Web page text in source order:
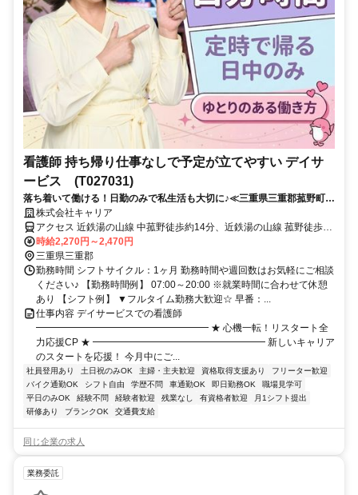
看護師 持ち帰り仕事なしで予定が立てやすい デイサ
ービス (T027031)
落ち着いて働ける！日勤のみで私生活も大切に♪≪三重県三重郡菰野町周
辺≫株式会社キャリア
アクセス 近鉄湯の山線 中菰野徒歩約14分、近鉄湯の山線 菰野徒歩約
23分、近鉄湯の山線 大羽根園徒歩約24分
時給2,270円～2,470円
三重県三重郡
勤務時間 シフトサイクル：1ヶ月 勤務時間や週回数はお気軽にご相談
ください♪ 【勤務時間例】 07:00～20:00 ※就業時間に合わせて休憩
あり 【シフト例】 ▼フルタイム勤務大歓迎☆ 早番：...
仕事内容 デイサービスでの看護師
━━━━━━━━━━━━━━━━━━ ★ 心機一転！リスタート全
力応援CP ★ ━━━━━━━━━━━━━━━━━━ 新しいキャリア
のスタートを応援！ 今月中にご...
社員登用あり 土日祝のみOK 主婦・主夫歓迎 資格取得支援あり
フリーター歓迎
バイク通勤OK
シフト自由 学歴不問 車通勤OK 即日勤務OK
職場見学可
平日のみOK
経験不問 経験者歓迎 残業なし 有資格者歓迎
月1シフト提出
研修あり
ブランクOK 交通費支給
同じ企業の求人
業務委託